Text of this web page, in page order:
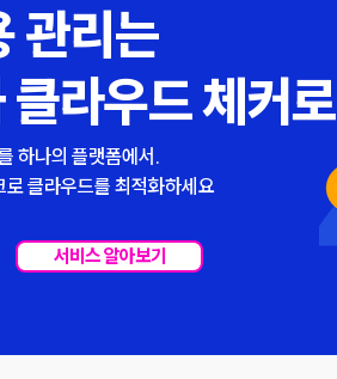
관리는
라우드 체커로
하나의 플랫폼에서.
클라우드를 최적화하세요
서비스 알아보기